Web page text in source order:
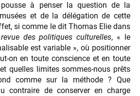
à penser la question de la
et de la délégation de cette
si comme le dit Thomas Elie dans
revue des politiques culturelles, « le
est variable », où positionner
on en toute conscience et en toute
quelles limites sommes-nous prêts
comme sur la méthode ? Que
contraire de conserver en charge